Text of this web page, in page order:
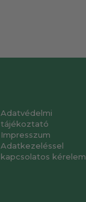
Adatvédelmi
tájékoztató
Impresszum
Adatkezeléssel
kapcsolatos kérelem